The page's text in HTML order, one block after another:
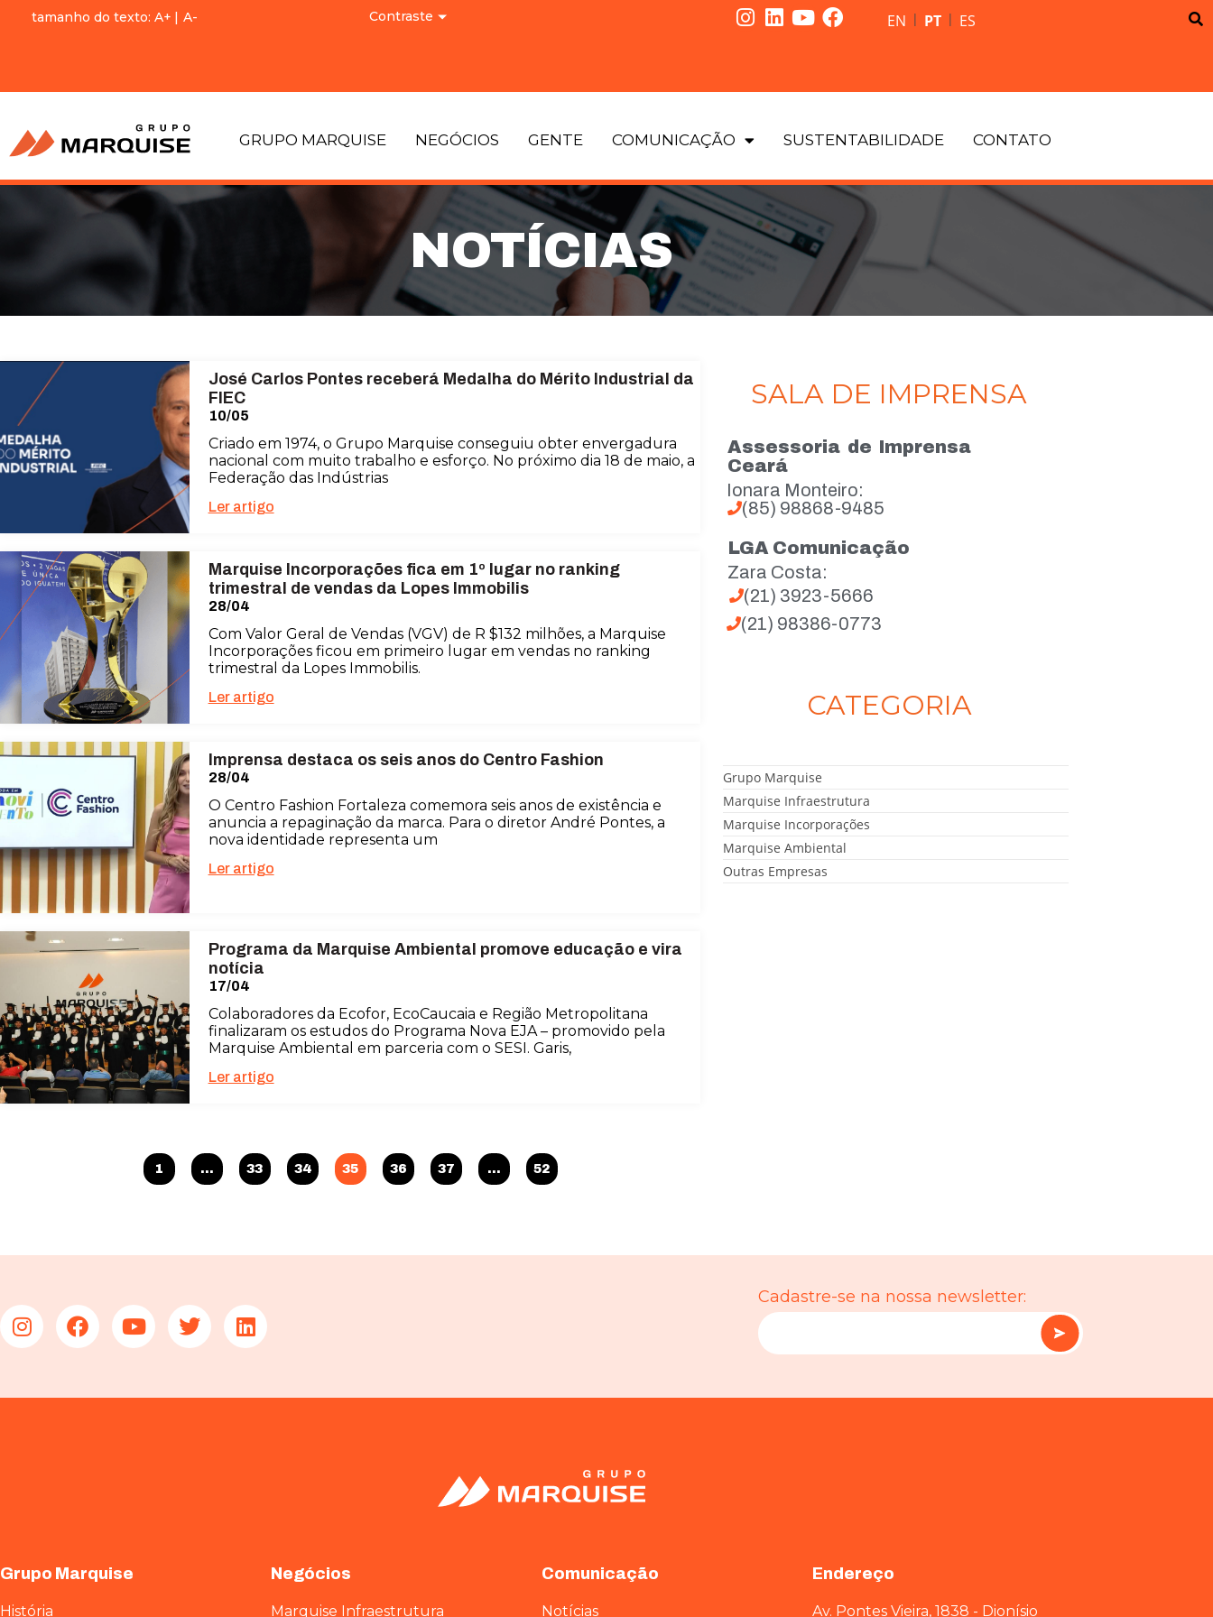
tamanho do texto: A+ | A- Contraste EN | PT | ES
GRUPO MARQUISE NEGÓCIOS GENTE COMUNICAÇÃO SUSTENTABILIDADE CONTATO
NOTÍCIAS
José Carlos Pontes receberá Medalha do Mérito Industrial da
FIEC
10/05
Criado em 1974, o Grupo Marquise conseguiu obter envergadura
nacional com muito trabalho e esforço. No próximo dia 18 de maio, a
Federação das Indústrias
Ler artigo
Marquise Incorporações fica em 1º lugar no ranking
trimestral de vendas da Lopes Immobilis
28/04
Com Valor Geral de Vendas (VGV) de R $132 milhões, a Marquise
Incorporações ficou em primeiro lugar em vendas no ranking
trimestral da Lopes Immobilis.
Ler artigo
Imprensa destaca os seis anos do Centro Fashion
28/04
O Centro Fashion Fortaleza comemora seis anos de existência e
anuncia a repaginação da marca. Para o diretor André Pontes, a
nova identidade representa um
Ler artigo
Programa da Marquise Ambiental promove educação e vira
notícia
17/04
Colaboradores da Ecofor, EcoCaucaia e Região Metropolitana
finalizaram os estudos do Programa Nova EJA – promovido pela
Marquise Ambiental em parceria com o SESI. Garis,
Ler artigo
1 … 33 34 35 36 37 … 52
SALA DE IMPRENSA
Assessoria de Imprensa
Ceará
Ionara Monteiro:
(85) 98868-9485
LGA Comunicação
Zara Costa:
(21) 3923-5666
(21) 98386-0773
CATEGORIA
Grupo Marquise
Marquise Infraestrutura
Marquise Incorporações
Marquise Ambiental
Outras Empresas
Cadastre-se na nossa newsletter:
Grupo Marquise
História
Negócios
Marquise Infraestrutura
Comunicação
Notícias
Endereço
Av. Pontes Vieira, 1838 - Dionísio